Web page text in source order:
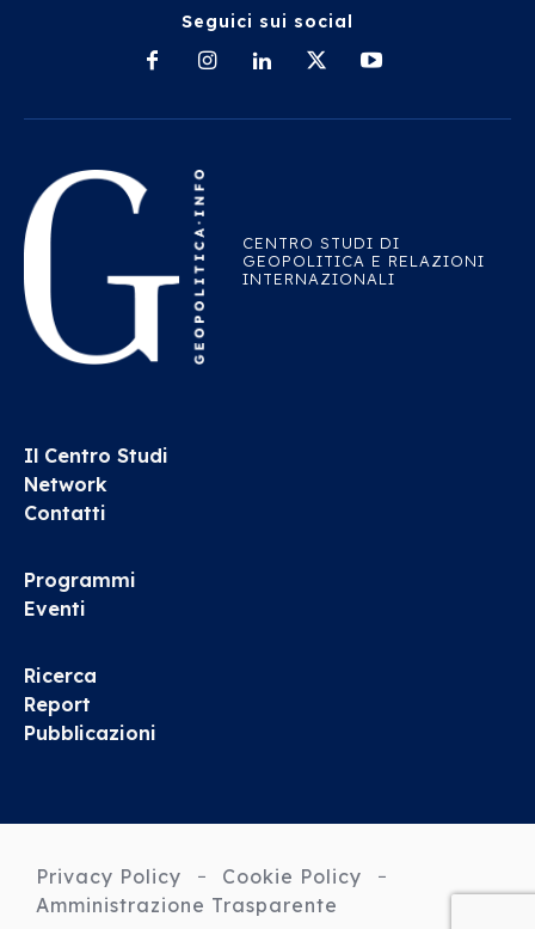
Seguici sui social
CENTRO STUDI DI
GEOPOLITICA E RELAZIONI
INTERNAZIONALI
Il Centro Studi
Network
Contatti
Programmi
Eventi
Ricerca
Report
Pubblicazioni
Privacy Policy
Cookie Policy
Amministrazione Trasparente